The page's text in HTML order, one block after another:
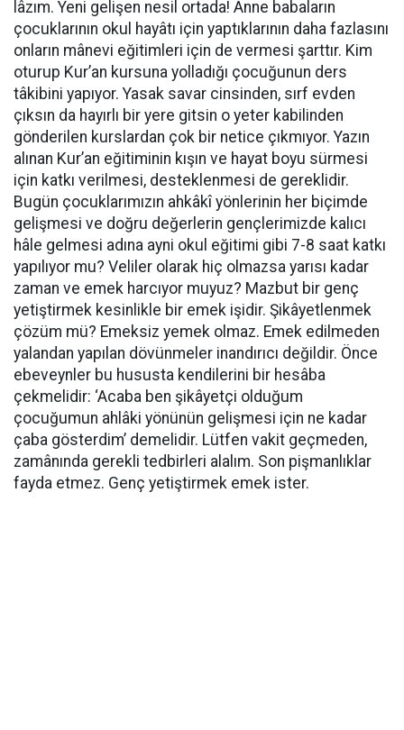
lâzım. Yeni gelişen nesil ortada! Anne babaların
çocuklarının okul hayâtı için yaptıklarının daha fazlasını
onların mânevi eğitimleri için de vermesi şarttır. Kim
oturup Kur’an kursuna yolladığı çocuğunun ders
tâkibini yapıyor. Yasak savar cinsinden, sırf evden
çıksın da hayırlı bir yere gitsin o yeter kabilinden
gönderilen kurslardan çok bir netice çıkmıyor. Yazın
alınan Kur’an eğitiminin kışın ve hayat boyu sürmesi
için katkı verilmesi, desteklenmesi de gereklidir.
Bugün çocuklarımızın ahkâkî yönlerinin her biçimde
gelişmesi ve doğru değerlerin gençlerimizde kalıcı
hâle gelmesi adına ayni okul eğitimi gibi 7-8 saat katkı
yapılıyor mu? Veliler olarak hiç olmazsa yarısı kadar
zaman ve emek harcıyor muyuz? Mazbut bir genç
yetiştirmek kesinlikle bir emek işidir. Şikâyetlenmek
çözüm mü? Emeksiz yemek olmaz. Emek edilmeden
yalandan yapılan dövünmeler inandırıcı değildir. Önce
ebeveynler bu hususta kendilerini bir hesâba
çekmelidir: ‘Acaba ben şikâyetçi olduğum
çocuğumun ahlâki yönünün gelişmesi için ne kadar
çaba gösterdim’ demelidir. Lütfen vakit geçmeden,
zamânında gerekli tedbirleri alalım. Son pişmanlıklar
fayda etmez. Genç yetiştirmek emek ister.